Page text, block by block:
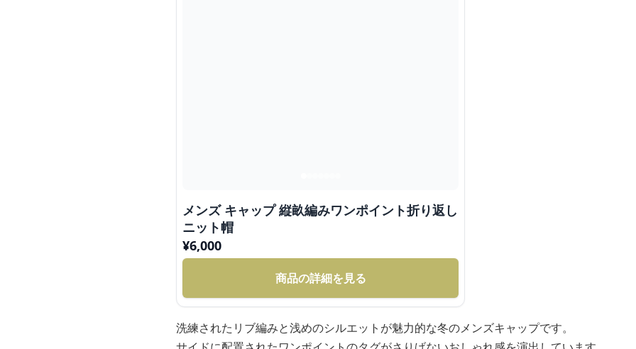
メンズ キャップ 縦畝編みワンポイント折り返し
ニット帽
¥6,000
商品の詳細を見る
洗練されたリブ編みと浅めのシルエットが魅力的な冬のメンズキャップです。